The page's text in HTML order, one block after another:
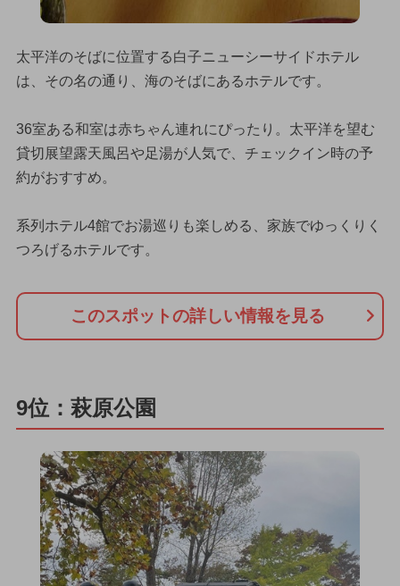
太平洋のそばに位置する白子ニューシーサイドホテル
は、その名の通り、海のそばにあるホテルです。
36室ある和室は赤ちゃん連れにぴったり。太平洋を望む
貸切展望露天風呂や足湯が人気で、チェックイン時の予
約がおすすめ。
系列ホテル4館でお湯巡りも楽しめる、家族でゆっくりく
つろげるホテルです。
このスポットの詳しい情報を見る
9位：萩原公園